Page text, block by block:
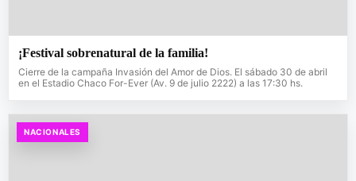
¡Festival sobrenatural de la familia!
Cierre de la campaña Invasión del Amor de Dios. El sábado 30 de abril
en el Estadio Chaco For-Ever (Av. 9 de julio 2222) a las 17:30 hs.
NACIONALES